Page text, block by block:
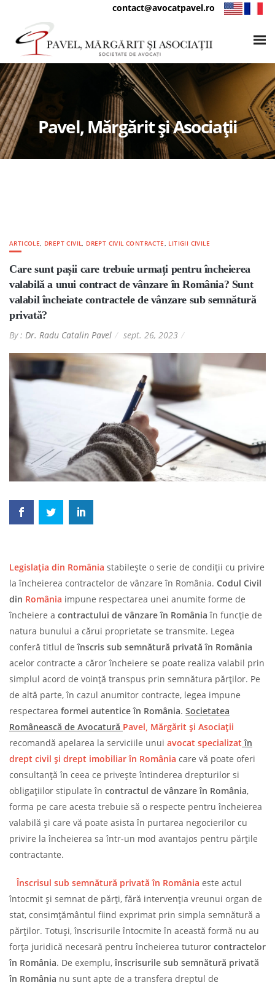
contact@avocatpavel.ro
Pavel, Mărgărit și Asociații
ARTICOLE, DREPT CIVIL, DREPT CIVIL CONTRACTE, LITIGII CIVILE
Care sunt pașii care trebuie urmați pentru încheierea
valabilă a unui contract de vânzare în România? Sunt
valabil încheiate contractele de vânzare sub semnătură
privată?
By : Dr. Radu Catalin Pavel sept. 26, 2023
Legislația din România stabilește o serie de condiții cu privire
la încheierea contractelor de vânzare în România. Codul Civil
din România impune respectarea unei anumite forme de
încheiere a contractului de vânzare în România în funcție de
natura bunului a cărui proprietate se transmite. Legea
conferă titlul deînscris sub semnătură privată în România
acelor contracte a căror încheiere se poate realiza valabil prin
simplul acord de voință transpus prin semnătura părților. Pe
de altă parte, în cazul anumitor contracte, legea impune
respectarea formei autentice în România. Societatea
Românească de Avocatură Pavel, Mărgărit și Asociații
recomandă apelarea la serviciile unui avocat specializat în
drept civil și drept imobiliar în România care vă poate oferi
consultanță în ceea ce privește întinderea drepturilor si
obligațiilor stipulate în contractul de vânzare în România,
forma pe care acesta trebuie să o respecte pentru încheierea
valabilă și care vă poate asista în purtarea negocierilor cu
privire la încheierea sa într-un mod avantajos pentru părțile
contractante.
Înscrisul sub semnătură privată în România este actul
întocmit și semnat de părți, fără intervenția vreunui organ de
stat, consimțământul fiind exprimat prin simpla semnătură a
părților. Totuși, înscrisurile întocmite în această formă nu au
forța juridică necesară pentru încheierea tuturor contractelor
în România. De exemplu,înscrisurile sub semnătură privată
în România nu sunt apte de a transfera dreptul de